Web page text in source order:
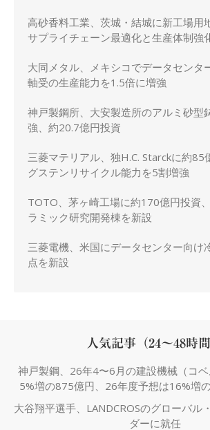
高砂香料工業、茨城・結城に新工場用
サプライチェーン最適化と生産体制強
大同メタル、メキシコでデータセンタ
軸受の生産能力を1.5倍に増強
神戸製鋼所、大安製造所のアルミ砂型
強、約20.7億円投資
三菱マテリアル、独H.C. Starckに約85
グステンリサイクル能力を5割増強
TOTO、茅ヶ崎工場に約170億円投資
ラミック研究開発棟を新設
三菱電機、米国にデータセンター向け
点を新設
人気記事（24～48時間
神戸製鋼、26年4〜6月の建設機械（コ
5%増の875億円、26年度予想は16%増
大谷翔平選手、LANDCROSのグローバル
ダーに就任